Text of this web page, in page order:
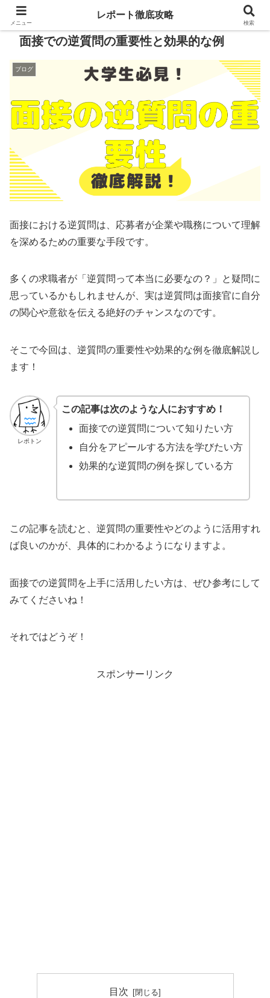
面接での逆質問の重要性と効果的な例
ブログ
面接における逆質問は、応募者が企業や職務について理解
を深めるための重要な手段です。
多くの求職者が「逆質問って本当に必要なの？」と疑問に
思っているかもしれませんが、実は逆質問は面接官に自分
の関心や意欲を伝える絶好のチャンスなのです。
そこで今回は、逆質問の重要性や効果的な例を徹底解説し
ます！
レポトン
この記事は次のような人におすすめ！
面接での逆質問について知りたい方
自分をアピールする方法を学びたい方
効果的な逆質問の例を探している方
この記事を読むと、逆質問の重要性やどのように活用すれ
ば良いのかが、具体的にわかるようになりますよ。
面接での逆質問を上手に活用したい方は、ぜひ参考にして
みてくださいね！
それではどうぞ！
スポンサーリンク
目次
メニュー
レポート徹底攻略
検索